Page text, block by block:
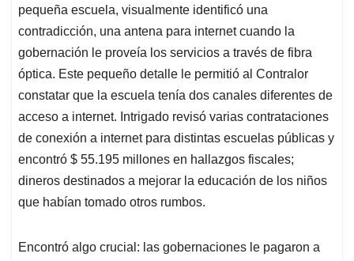
pequeña escuela, visualmente identificó una
contradicción, una antena para internet cuando la
gobernación le proveía los servicios a través de fibra
óptica. Este pequeño detalle le permitió al Contralor
constatar que la escuela tenía dos canales diferentes de
acceso a internet. Intrigado revisó varias contrataciones
de conexión a internet para distintas escuelas públicas y
encontró $ 55.195 millones en hallazgos fiscales;
dineros destinados a mejorar la educación de los niños
que habían tomado otros rumbos.
Encontró algo crucial: las gobernaciones le pagaron a